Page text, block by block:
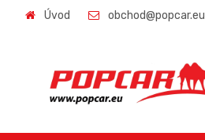
Úvod obchod@popcar.eu